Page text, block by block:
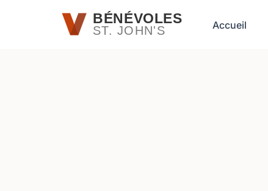
Passer au contenu principalBÉNÉVOLES
ST. JOHN'S Accueil